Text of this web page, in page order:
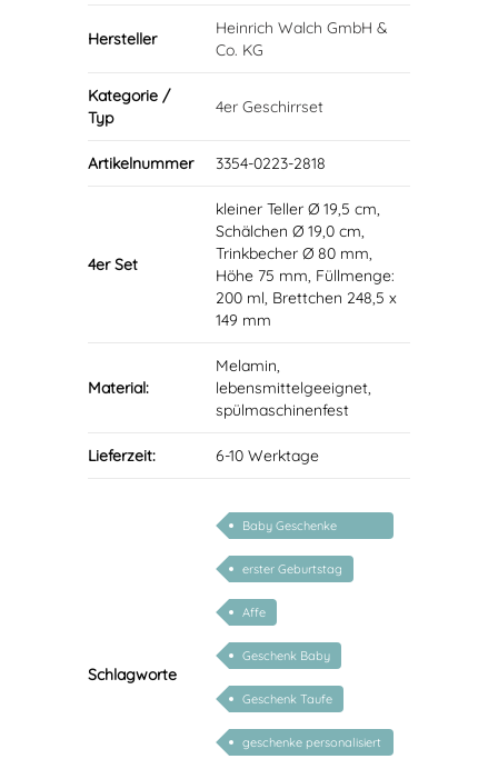
Hersteller
Heinrich Walch GmbH &
Co. KG
Kategorie /
Typ
4er Geschirrset
Artikelnummer 3354-0223-2818
4er Set
kleiner Teller Ø 19,5 cm,
Schälchen Ø 19,0 cm,
Trinkbecher Ø 80 mm,
Höhe 75 mm, Füllmenge:
200 ml, Brettchen 248,5 x
149 mm
Material:
Melamin,
lebensmittelgeeignet,
spülmaschinenfest
Lieferzeit: 6-10 Werktage
Schlagworte
Baby Geschenke
personalisierbar
erster Geburtstag
Affe
Geschenk Baby
Geschenk Taufe
geschenke personalisiert